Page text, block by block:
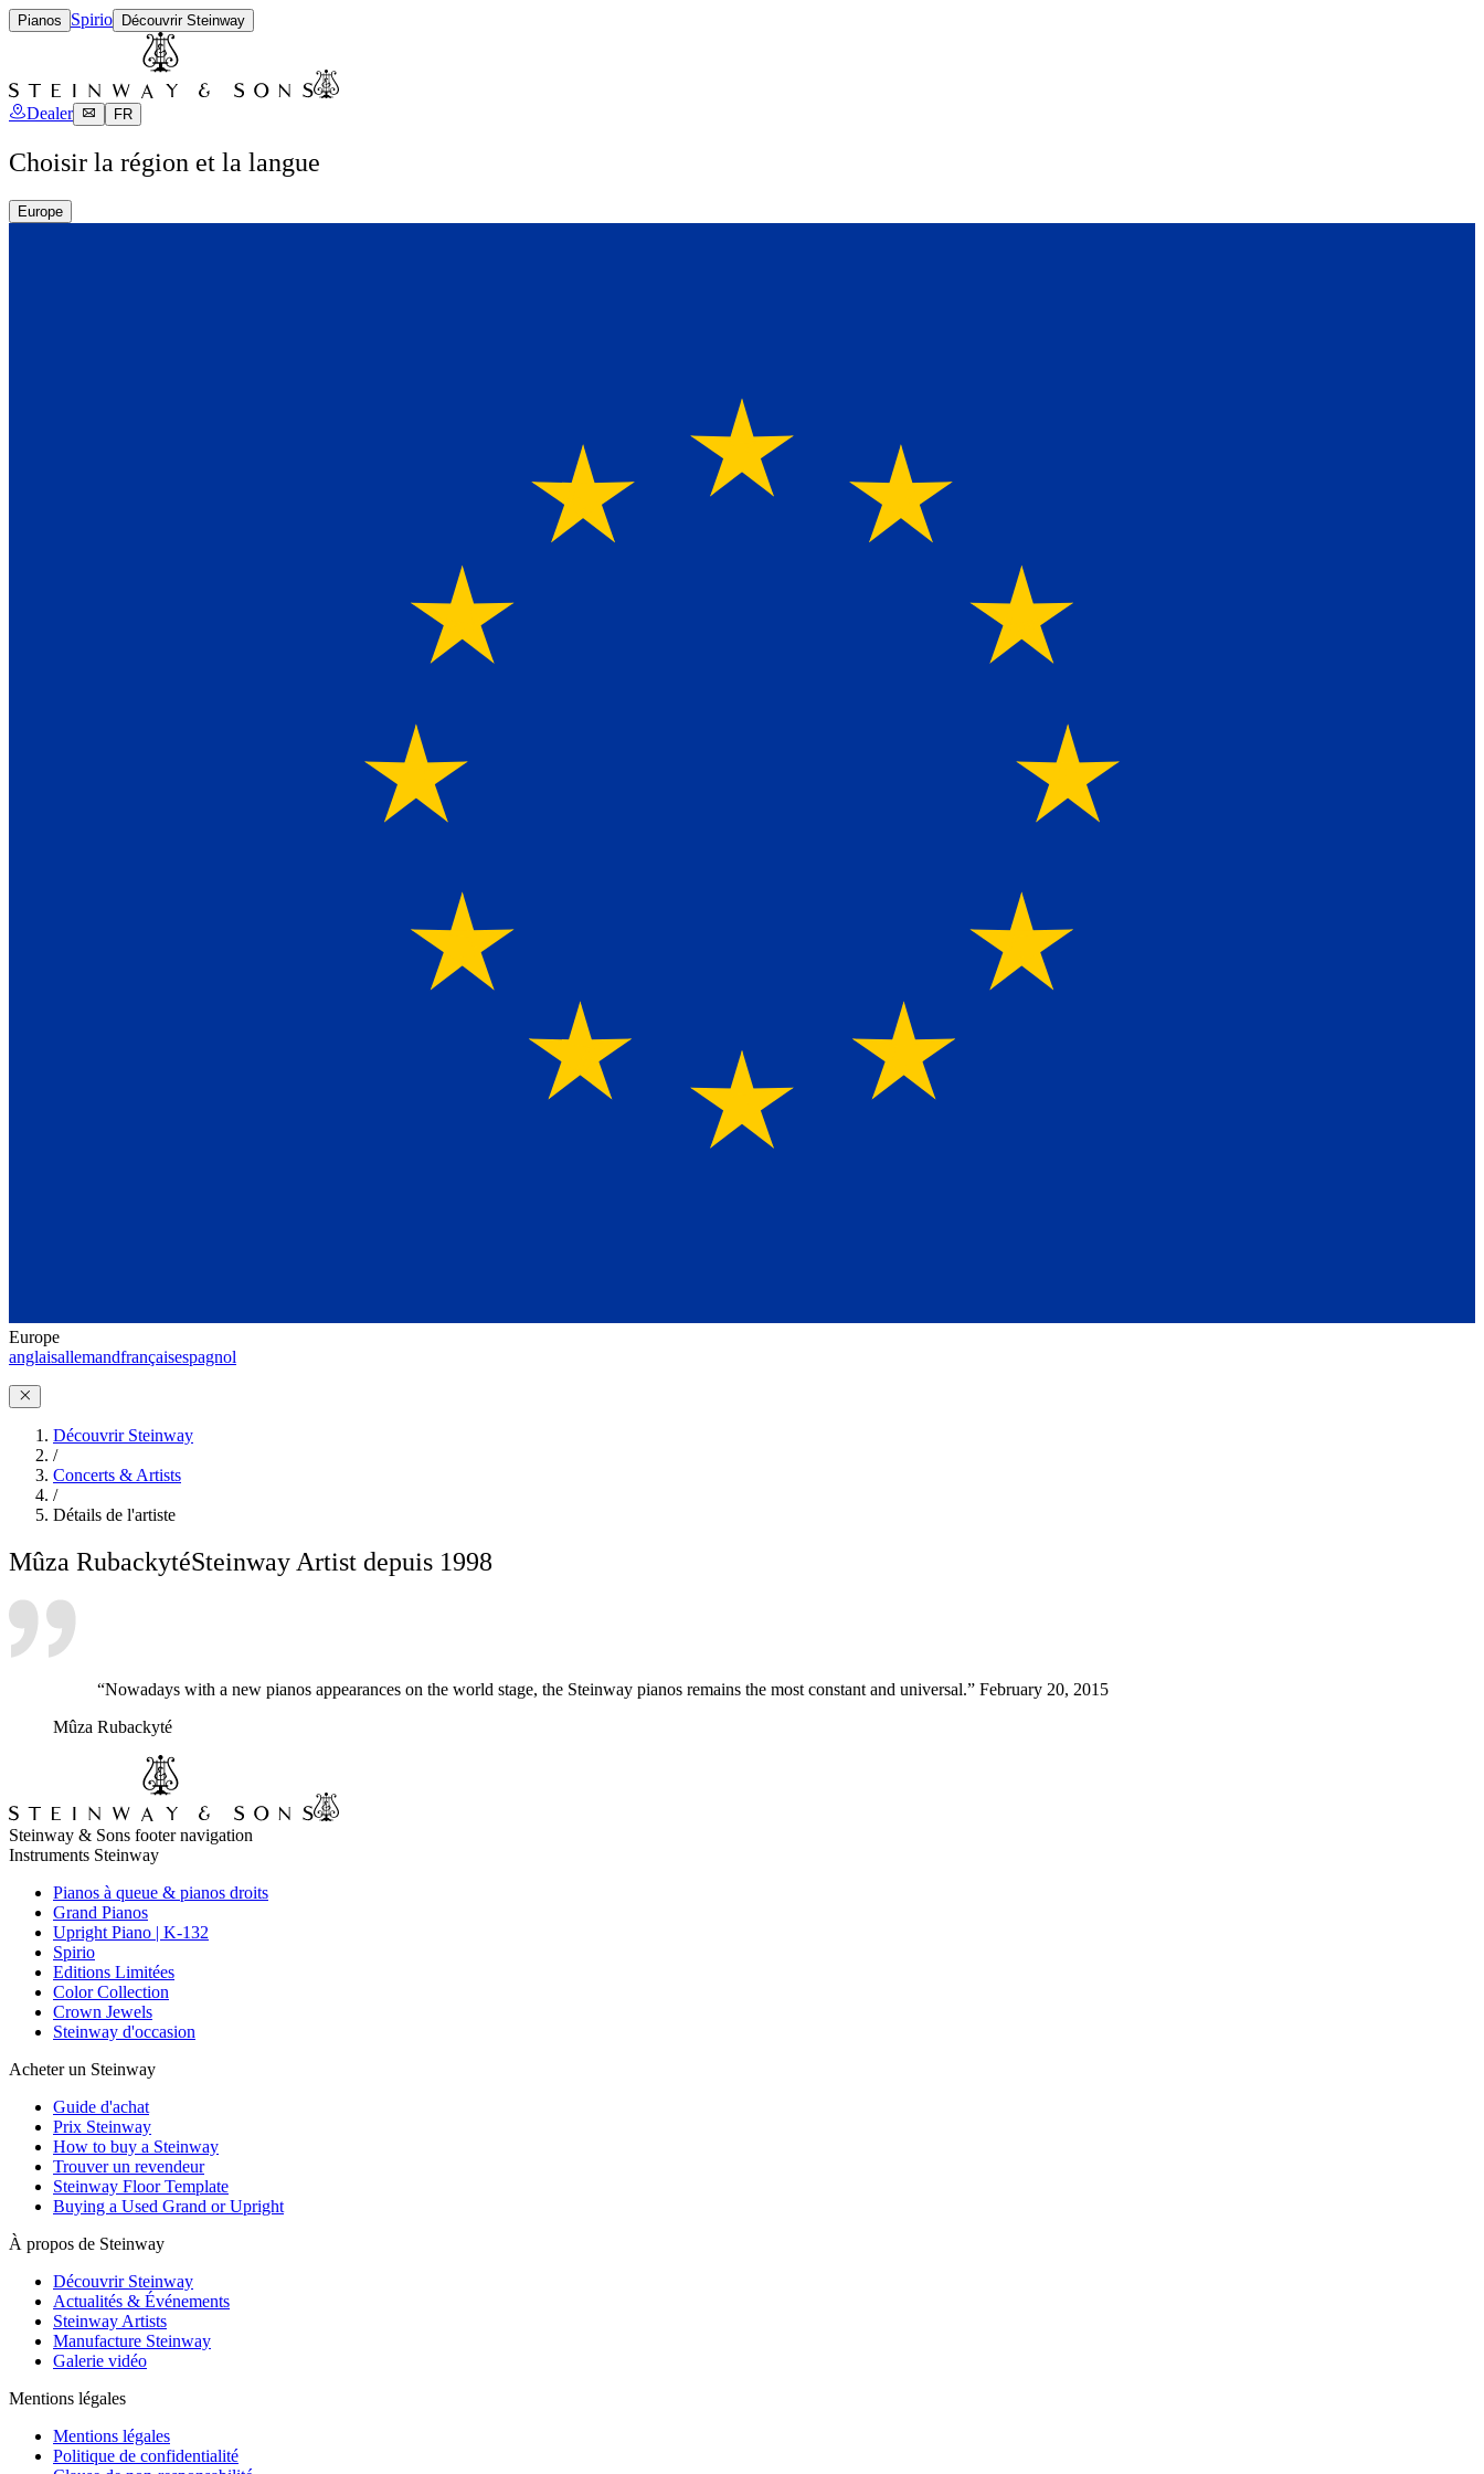
Pianos Spirio Découvrir Steinway
Dealer FR
Choisir la région et la langue
Europe
Europe
anglaisallemandfrançaisespagnol
Découvrir Steinway
/
Concerts & Artists
/
Détails de l'artiste
Mûza RubackytéSteinway Artist depuis 1998
“Nowadays with a new pianos appearances on the world stage, the Steinway pianos remains the most constant and universal.” February 20, 2015
Mûza Rubackyté
Steinway & Sons footer navigation
Instruments Steinway
Pianos à queue & pianos droits
Grand Pianos
Upright Piano | K-132
Spirio
Editions Limitées
Color Collection
Crown Jewels
Steinway d'occasion
Acheter un Steinway
Guide d'achat
Prix Steinway
How to buy a Steinway
Trouver un revendeur
Steinway Floor Template
Buying a Used Grand or Upright
À propos de Steinway
Découvrir Steinway
Actualités & Événements
Steinway Artists
Manufacture Steinway
Galerie vidéo
Mentions légales
Mentions légales
Politique de confidentialité